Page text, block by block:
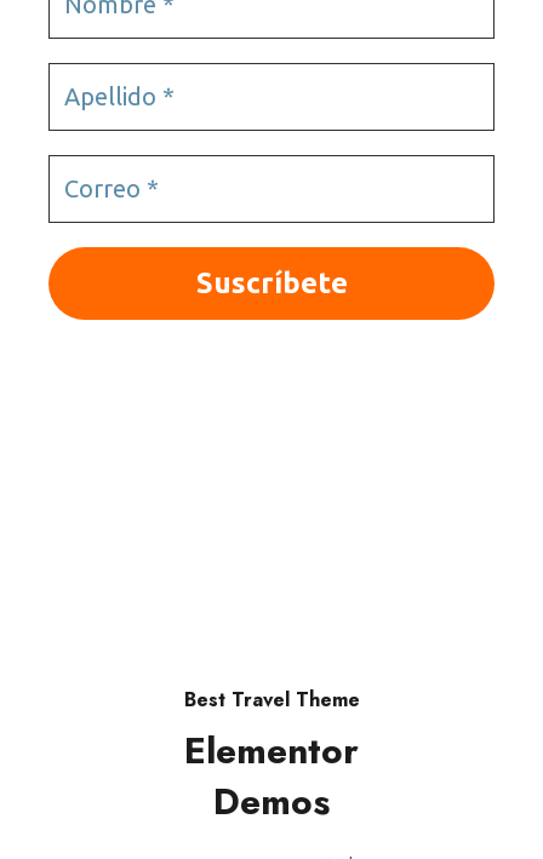
Best Travel Theme
Elementor
Demos